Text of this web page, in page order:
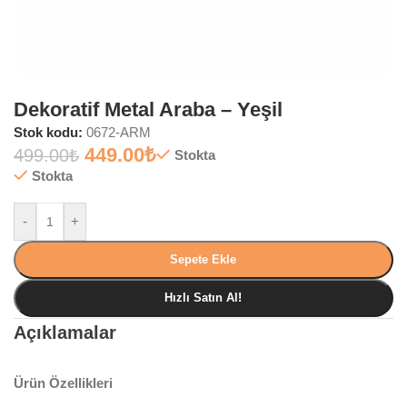
Dekoratif Metal Araba – Yeşil
Stok kodu: 0672-ARM
499.00₺ 449.00₺
Stokta
Stokta
- +
Sepete Ekle
Hızlı Satın Al!
Açıklamalar
Ürün Özellikleri